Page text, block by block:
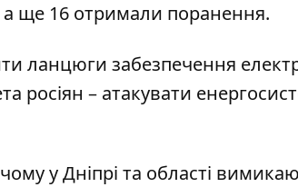
а ще 16 отримали поранення.
ланцюги забезпечення
– атакувати
у Дніпрі та області